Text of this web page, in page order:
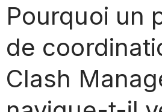
Pourquoi un
de
Clash